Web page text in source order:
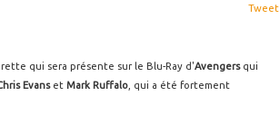
Tweet
qui sera présente sur le Blu-Ray d'Avengersqui
Evanset Mark Ruffalo , qui a été fortement